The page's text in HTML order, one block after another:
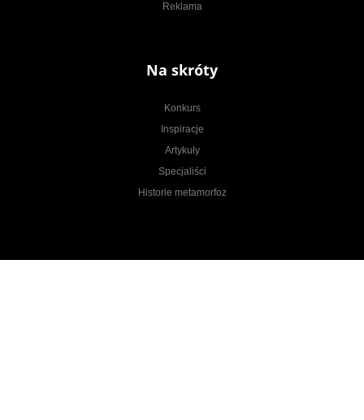
Reklama
Na skróty
Konkurs
Inspiracje
Artykuły
Specjaliści
Historie metamorfoz